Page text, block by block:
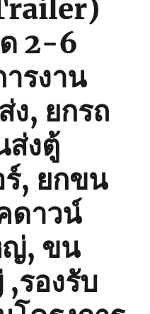
2-6
รงาน
, ยกรถ
ส่งตู้
, ยกขน
ดาวน์
ญ่, ขน
,รองรับ